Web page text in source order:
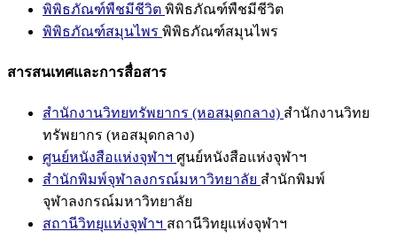
พิพิธภัณฑ์พืชมีชีวิต พิพิธภัณฑ์พืชมีชีวิต
พิพิธภัณฑ์สมุนไพร พิพิธภัณฑ์สมุนไพร
สารสนเทศและการสื่อสาร
สำนักงานวิทยทรัพยากร (หอสมุดกลาง) สำนักงานวิทย
ทรัพยากร (หอสมุดกลาง)
ศูนย์หนังสือแห่งจุฬาฯ ศูนย์หนังสือแห่งจุฬาฯ
สำนักพิมพ์จุฬาลงกรณ์มหาวิทยาลัย สำนักพิมพ์
จุฬาลงกรณ์มหาวิทยาลัย
สถานีวิทยุแห่งจุฬาฯ สถานีวิทยุแห่งจุฬาฯ